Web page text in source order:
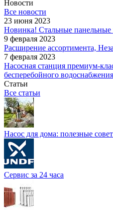
Новости
Все новости
23 июня 2023
Новинка! Стальные панельные
9 февраля 2023
Расширение ассортимента,
7 февраля 2023
Насосная станция премиум-
бесперебойного водоснабжения
Статьи
Все статьи
Насос для дома: полезные
Сервис за 24 часа